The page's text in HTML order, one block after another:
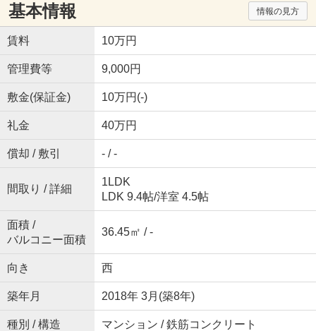
基本情報 情報の見方
賃料 10万円
管理費等 9,000円
敷金(保証金) 10万円(-)
礼金 40万円
償却 / 敷引 - / -
間取り / 詳細
1LDK
LDK 9.4帖/洋室 4.5帖
面積 /
バルコニー面積
36.45㎡ / -
向き 西
築年月 2018年 3月(築8年)
種別 / 構造 マンション / 鉄筋コンクリート